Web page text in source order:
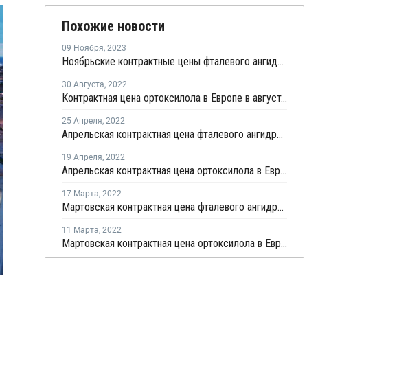
Похожие новости
09 Ноября, 2023
Ноябрьские контрактные цены фталевого ангидрида в Европе снизились на EUR20 за тонну
30 Августа, 2022
Контрактная цена ортоксилола в Европе в августе снизилась на EUR75 за тонну
25 Апреля, 2022
Апрельская контрактная цена фталевого ангидрида в Европе выросла на EUR295 за тонну
19 Апреля, 2022
Апрельская контрактная цена ортоксилола в Европе выросла на EUR295 за тонну
17 Марта, 2022
Мартовская контрактная цена фталевого ангидрида в Европе выросла на EUR150 за тонну
11 Марта, 2022
Мартовская контрактная цена ортоксилола в Европе выросла на EUR150 за тонну